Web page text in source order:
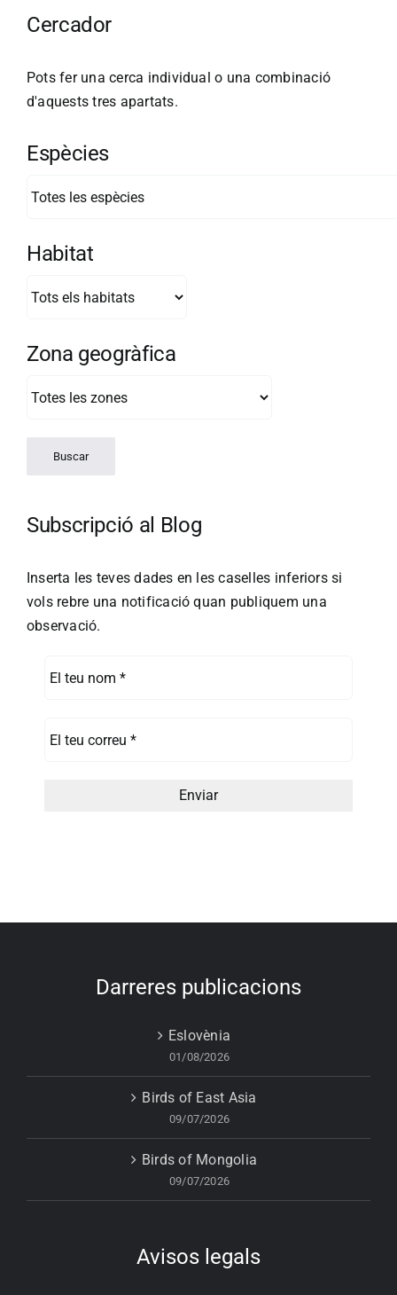
Cercador
Pots fer una cerca individual o una combinació
d'aquests tres apartats.
Espècies
Habitat
Zona geogràfica
Subscripció al Blog
Inserta les teves dades en les caselles inferiors si
vols rebre una notificació quan publiquem una
observació.
Darreres publicacions
Eslovènia
01/08/2026
Birds of East Asia
09/07/2026
Birds of Mongolia
09/07/2026
Avisos legals